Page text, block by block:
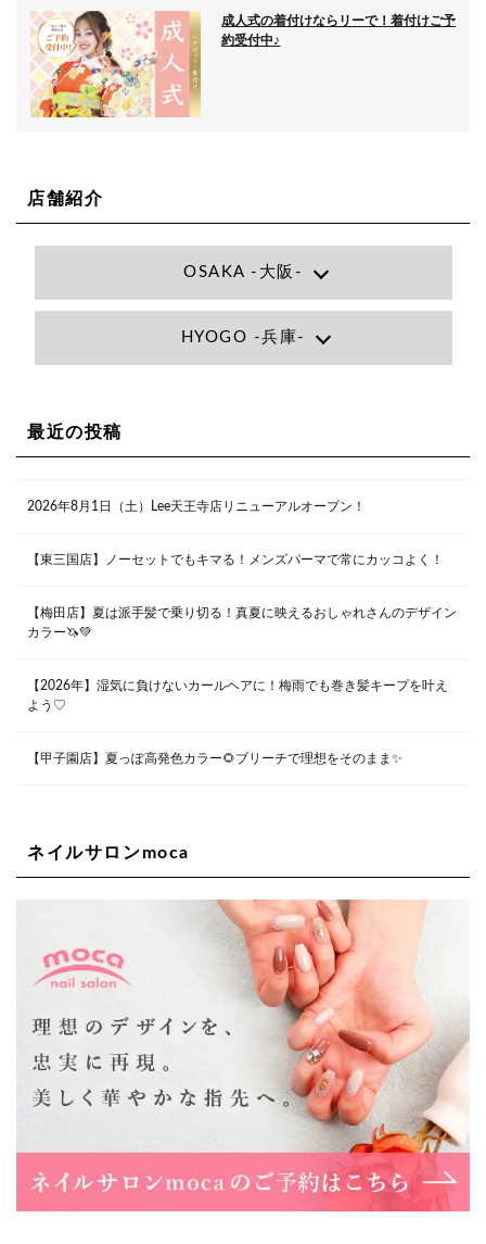
成人式の着付けならリーで！着付けご予
約受付中♪
店舗紹介
OSAKA -大阪-
Lee大阪店
大阪府大阪市北区小松原町1-27梅田エビスビル7F
Lee京橋店
大阪府大阪市都島区東野田町２丁目９－２３ 晃進ビル2F
06-6563-9091
Lee四ツ橋店
ｓａｎｔビルＢ１Ｆ
06-6537-9791
Lee上新庄Vita店
大阪市東淀川区瑞光1-4-1 カサデルドイ 2F
06-6195-3667
Lee東三国店
大阪市淀川区東三国4-8-11 大拓ハイツ6
HYOGO -兵庫-
兵庫県西宮市甲子園九番町1-2 フラットライフワーク1F
最近の投稿
2026年8月1日（土）Lee天王寺店リニューアルオープン！
【東三国店】ノーセットでもキマる！メンズパーマで常にカッコよく！
【梅田店】夏は派手髪で乗り切る！真夏に映えるおしゃれさんのデザイン
カラー🦄💚
【2026年】湿気に負けないカールヘアに！梅雨でも巻き髪キープを叶え
よう♡
【甲子園店】夏っぽ高発色カラー🌻ブリーチで理想をそのまま✨
ネイルサロンmoca